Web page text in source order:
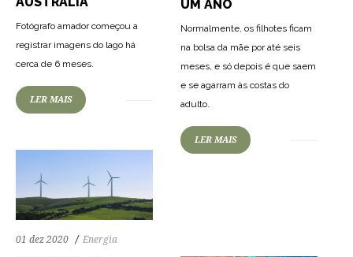
UM ANO
Normalmente, os filhotes ficam
na bolsa da mãe por até seis
meses, e só depois é que saem
e se agarram às costas do
adulto.
LER MAIS
Fotógrafo amador começou a
registrar imagens do lago há
cerca de 6 meses.
LER MAIS
01 dez 2020 Energia